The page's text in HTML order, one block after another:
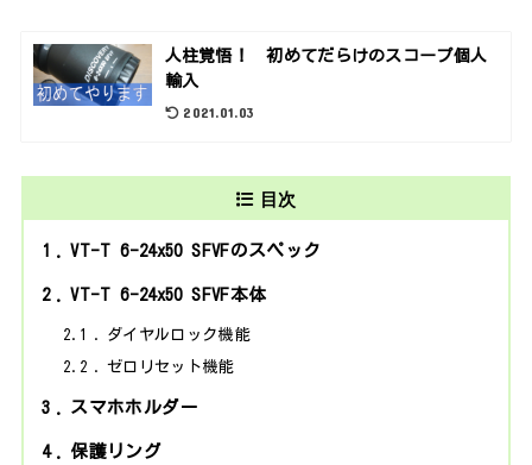
人柱覚悟！ 初めてだらけのスコープ個人
輸入
2021.01.03
目次
1 VT-T 6-24x50 SFVFのスペック
2 VT-T 6-24x50 SFVF本体
2.1
ダイヤルロック機能
2.2
ゼロリセット機能
3 スマホホルダー
4 保護リング